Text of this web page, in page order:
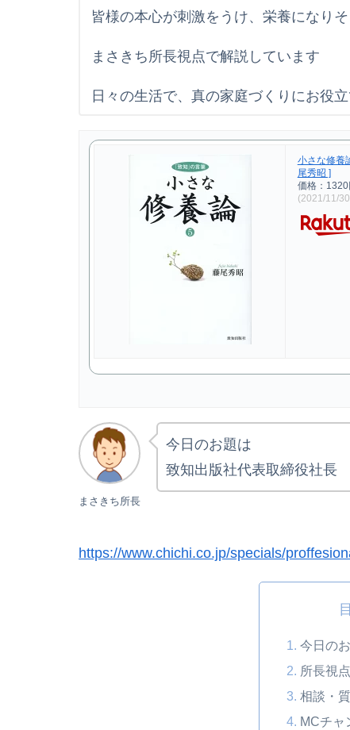
皆様の本心が刺激をうけ、栄養になり
まさきち所長視点で解説しています
日々の生活で、真の家庭づくりにお役
小さな修養
尾秀昭 ]
価格：
(2021/11/
まさきち所長
今日のお題は
致知出版社代表取締役社長
https://www.chichi.co.jp/specials/
今日の
所長視点
相談・
MCチャ